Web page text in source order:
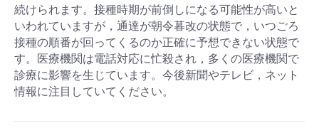
続けられます。接種時期が前倒しになる可能性が高いと
いわれていますが，通達が朝令暮改の状態で，いつごろ
接種の順番が回ってくるのか正確に予想できない状態で
す。医療機関は電話対応に忙殺され，多くの医療機関で
診療に影響を生じています。今後新聞やテレビ，ネット
情報に注目していてください。